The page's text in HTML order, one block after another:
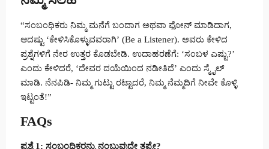
“ಸಂಬಂಧಿಕರು ನಿಮ್ಮ ಮನೆಗೆ ಬಂದಾಗ ಅಥವಾ ಫೋನ್ ಮಾಡಿದಾಗ,
ಆದಷ್ಟು ‘ಕೇಳಿಸಿಕೊಳ್ಳುವವರಾಗಿ’ (Be a Listener). ಅವರು ಕೇಳಿದ
ಪ್ರಶ್ನೆಗಳಿಗೆ ನೇರ ಉತ್ತರ ಕೊಡಬೇಡಿ. ಉದಾಹರಣೆಗೆ: ‘ಸಂಬಳ ಎಷ್ಟು?’
ಎಂದು ಕೇಳಿದರೆ, ‘ದೇವರ ದಯೆಯಿಂದ ನಡೀತಿದೆ’ ಎಂದು ಸ್ಮೈಲ್
ಮಾಡಿ. ನೆನಪಿಡಿ- ನಿಮ್ಮ ಗುಟ್ಟು ರಟ್ಟಾದರೆ, ನಿಮ್ಮ ನೆಮ್ಮದಿಗೆ ನೀವೇ ಕೊಳ್ಳಿ
ಇಟ್ಟಂತೆ!”
FAQs
ಪ್ರಶ್ನೆ 1: ಸಂಬಂಧಿಕರನ್ನು ನಂಬುವುದೇ ತಪ್ಪೇ?